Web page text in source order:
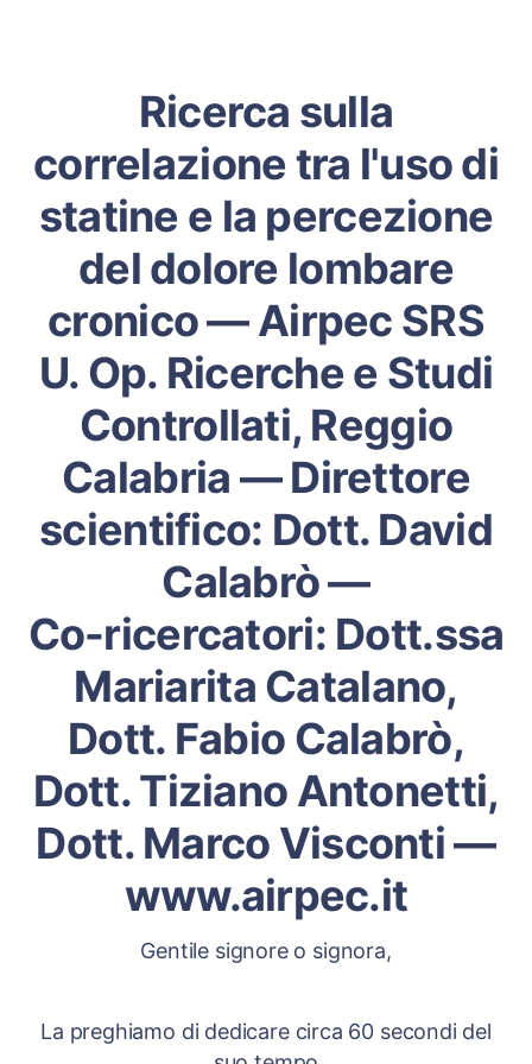
Ricerca sulla
correlazione tra l'uso di
statine e la percezione
del dolore lombare
cronico — Airpec SRS
U. Op. Ricerche e Studi
Controllati, Reggio
Calabria — Direttore
scientifico: Dott. David
Calabrò —
Co-ricercatori: Dott.ssa
Mariarita Catalano,
Dott. Fabio Calabrò,
Dott. Tiziano Antonetti,
Dott. Marco Visconti —
www.airpec.it
Gentile signore o signora,
La preghiamo di dedicare circa 60 secondi del